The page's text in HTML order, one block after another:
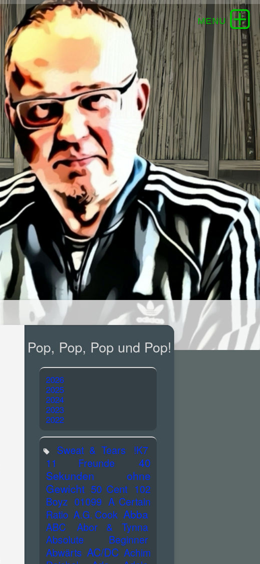
Pop, Pop, Pop und Pop!
2026
2025
2024
2023
2022
Sweat & Tears
!K7
11 Freunde
40
Sekunden ohne
Gewicht 50 Cent 102
Boyz 01099 A Certain
Ratio A.G. Cook Abba
ABC
Abor & Tynna
Absolute Beginner
Abwärts AC/DC Achim